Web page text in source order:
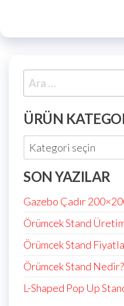
ÜRÜN
Kategori seçin
SON YAZILAR
Gazebo Çadır
Örümcek Stand
Örümcek Stand
Örümcek Stand Nedir?
L-Shaped Pop Up